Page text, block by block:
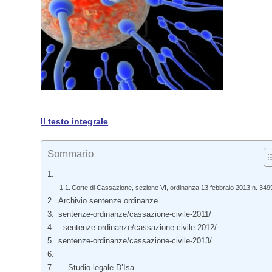
Il testo integrale
Sommario
Corte di Cassazione, sezione VI, ordinanza 13 febbraio 2013 n.
Archivio sentenze ordinanze
sentenze-ordinanze/cassazione-civile-2011/
sentenze-ordinanze/cassazione-civile-2012/
sentenze-ordinanze/cassazione-civile-2013/
Studio legale D’Isa